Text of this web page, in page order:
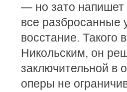
— но зато напишет
все разбросанные
восстание.
Никольским, он
заключительной в
оперы не